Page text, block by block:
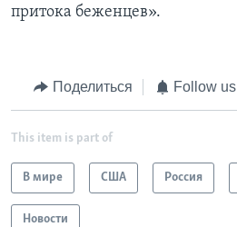
притока беженцев».
Поделиться Follow us
This item is part of
В мире США Россия
Новости